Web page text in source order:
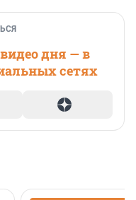
дня — в
сетях